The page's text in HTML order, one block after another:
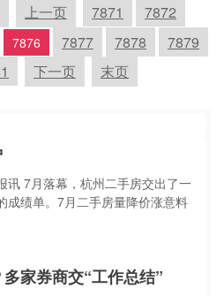
上一页 7871
7872
7876 7877 7878
7879
下一页 末页
讯 7月落幕，杭州二手房交出了一
成绩单。7月二手房量降价涨意料
家券商交“工作总结”